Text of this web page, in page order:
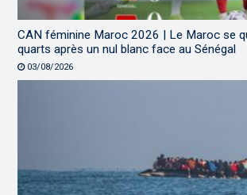
CAN féminine Maroc 2026 | Le Maroc se
quarts après un nul blanc face au Sénégal
03/08/2026